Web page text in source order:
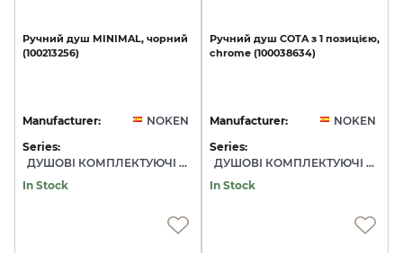
Ручний душ MINIMAL, чорний
(100213256)
Manufacturer:
NOKEN
Series:
ДУШОВІ КОМПЛЕКТУЮЧІ NOKEN
In Stock
Ручний душ COTA з 1 позицією,
chrome (100038634)
Manufacturer:
NOKEN
Series:
ДУШОВІ КОМПЛЕКТУЮЧІ NOKEN
In Stock